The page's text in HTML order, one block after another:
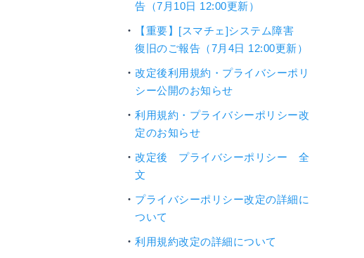
告（7月10日 12:00更新）
【重要】[スマチェ]システム障害
復旧のご報告（7月4日 12:00更新）
改定後利用規約・プライバシーポリ
シー公開のお知らせ
利用規約・プライバシーポリシー改
定のお知らせ
改定後 プライバシーポリシー 全
文
プライバシーポリシー改定の詳細に
ついて
利用規約改定の詳細について